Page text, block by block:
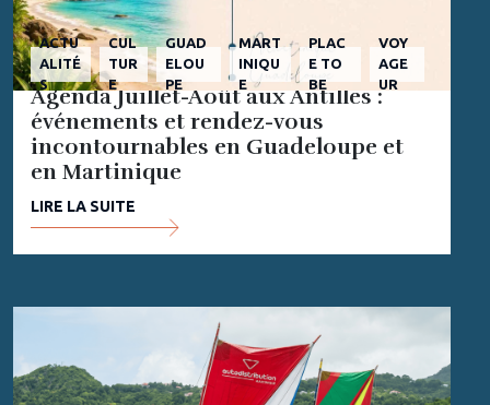
ACTU
ALITÉ
S
CUL
TUR
E
GUAD
ELOU
PE
MART
INIQU
E
PLAC
E TO
BE
VOY
AGE
UR
Agenda Juillet-Août aux Antilles :
événements et rendez-vous
incontournables en Guadeloupe et
en Martinique
LIRE LA SUITE